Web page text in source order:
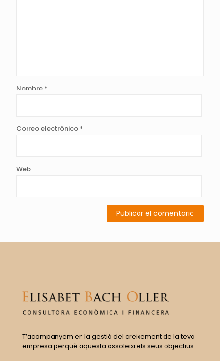
Nombre *
Correo electrónico *
Web
T’acompanyem en la gestió del creixement de la teva
empresa perquè aquesta assoleixi els seus objectius.